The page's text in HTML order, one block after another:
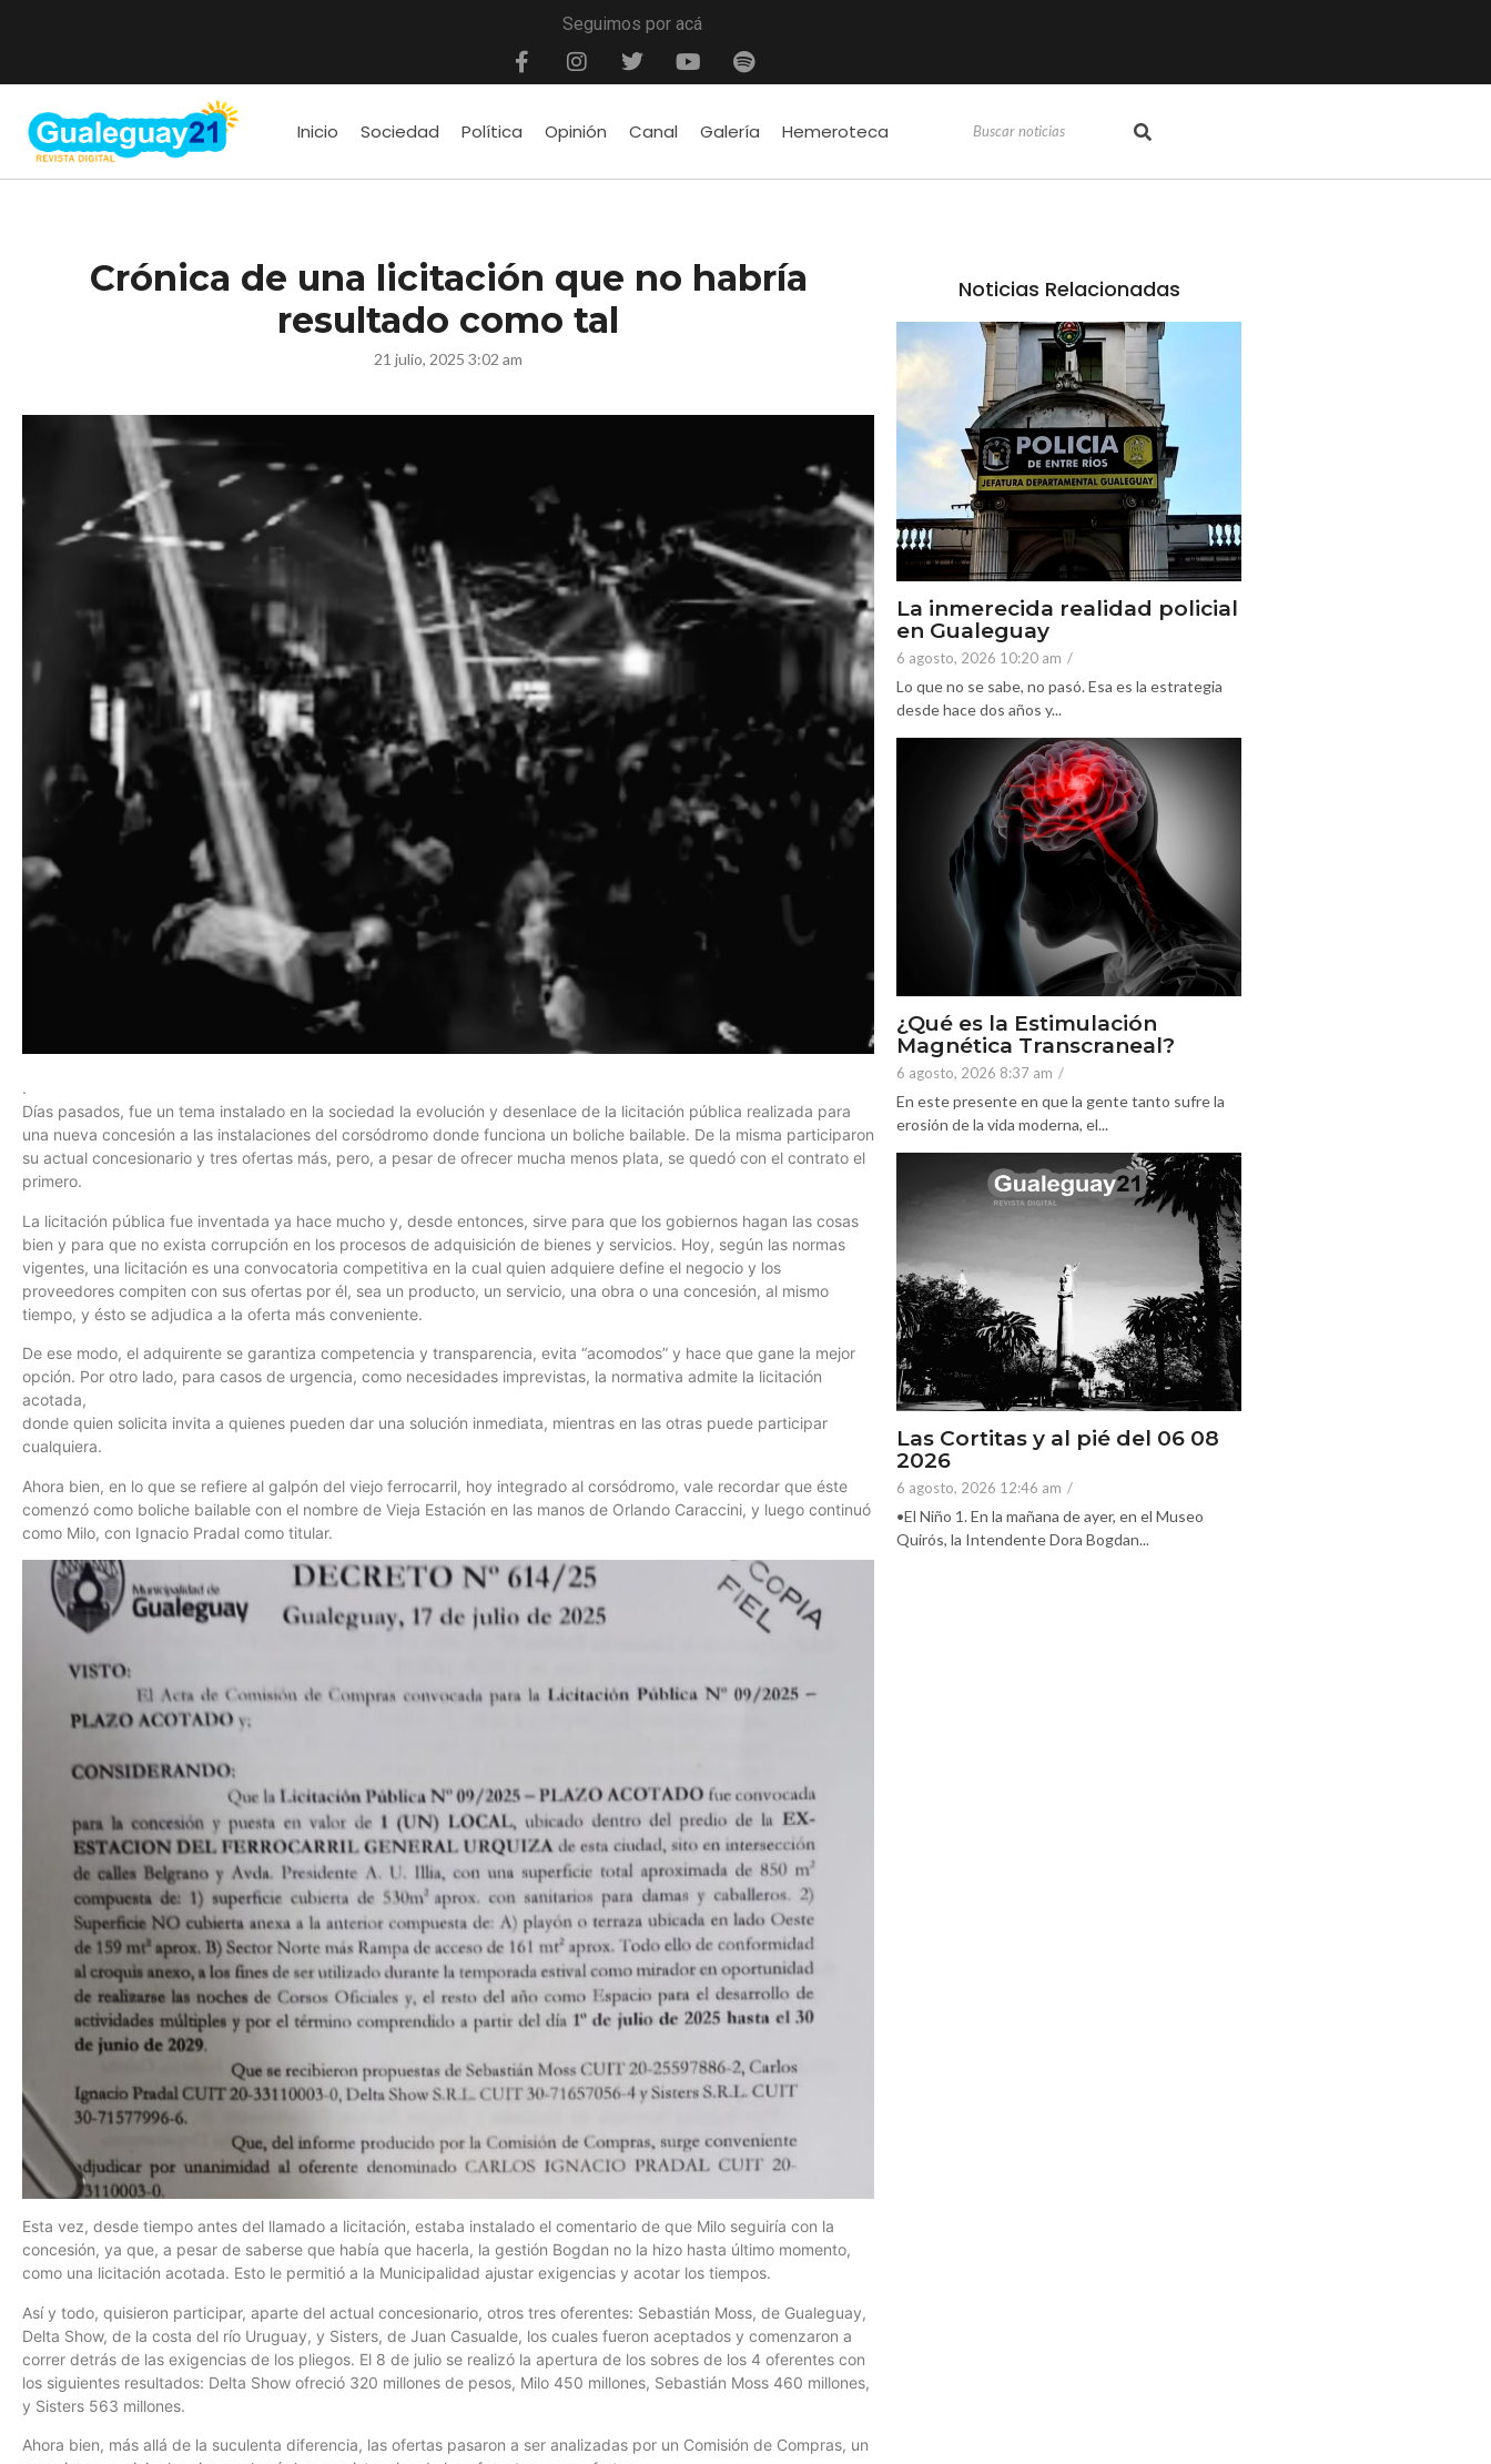
Seguimos por acá
Inicio Sociedad Política Opinión Canal Galería Hemeroteca
Crónica de una licitación que no habría
resultado como tal
21 julio, 2025 3:02 am
.
Días pasados, fue un tema instalado en la sociedad la evolución y desenlace de la licitación pública realizada para
una nueva concesión a las instalaciones del corsódromo donde funciona un boliche bailable. De la misma participaron
su actual concesionario y tres ofertas más, pero, a pesar de ofrecer mucha menos plata, se quedó con el contrato el
primero.
La licitación pública fue inventada ya hace mucho y, desde entonces, sirve para que los gobiernos hagan las cosas
bien y para que no exista corrupción en los procesos de adquisición de bienes y servicios. Hoy, según las normas
vigentes, una licitación es una convocatoria competitiva en la cual quien adquiere define el negocio y los
proveedores compiten con sus ofertas por él, sea un producto, un servicio, una obra o una concesión, al mismo
tiempo, y ésto se adjudica a la oferta más conveniente.
De ese modo, el adquirente se garantiza competencia y transparencia, evita “acomodos” y hace que gane la mejor
opción. Por otro lado, para casos de urgencia, como necesidades imprevistas, la normativa admite la licitación
acotada,
donde quien solicita invita a quienes pueden dar una solución inmediata, mientras en las otras puede participar
cualquiera.
Ahora bien, en lo que se refiere al galpón del viejo ferrocarril, hoy integrado al corsódromo, vale recordar que éste
comenzó como boliche bailable con el nombre de Vieja Estación en las manos de Orlando Caraccini, y luego continuó
como Milo, con Ignacio Pradal como titular.
Esta vez, desde tiempo antes del llamado a licitación, estaba instalado el comentario de que Milo seguiría con la
concesión, ya que, a pesar de saberse que había que hacerla, la gestión Bogdan no la hizo hasta último momento,
como una licitación acotada. Esto le permitió a la Municipalidad ajustar exigencias y acotar los tiempos.
Así y todo, quisieron participar, aparte del actual concesionario, otros tres oferentes: Sebastián Moss, de Gualeguay,
Delta Show, de la costa del río Uruguay, y Sisters, de Juan Casualde, los cuales fueron aceptados y comenzaron a
correr detrás de las exigencias de los pliegos. El 8 de julio se realizó la apertura de los sobres de los 4 oferentes con
los siguientes resultados: Delta Show ofreció 320 millones de pesos, Milo 450 millones, Sebastián Moss 460 millones,
y Sisters 563 millones.
Ahora bien, más allá de la suculenta diferencia, las ofertas pasaron a ser analizadas por un Comisión de Compras, un
Noticias Relacionadas
La inmerecida realidad policial
en Gualeguay
6 agosto, 2026 10:20 am /
Lo que no se sabe, no pasó. Esa es la estrategia
desde hace dos años y...
¿Qué es la Estimulación
Magnética Transcraneal?
6 agosto, 2026 8:37 am /
En este presente en que la gente tanto sufre la
erosión de la vida moderna, el...
Las Cortitas y al pié del 06 08
2026
6 agosto, 2026 12:46 am /
•El Niño 1. En la mañana de ayer, en el Museo
Quirós, la Intendente Dora Bogdan...